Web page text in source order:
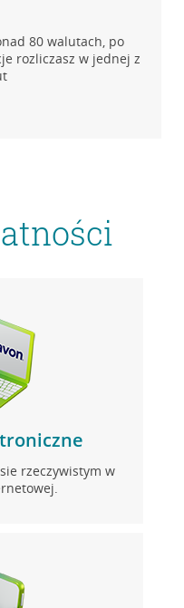
80 walutach, po
rozliczasz w jednej z
rzeczywistym w